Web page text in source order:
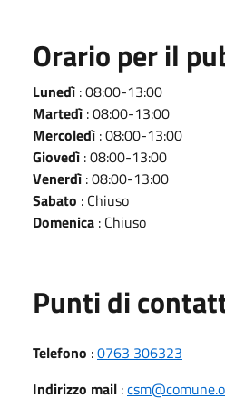
Orario per il
Lunedì : 08:00-13:00
Martedì : 08:00-13:00
Mercoledì : 08:00-13:00
Giovedì : 08:00-13:00
Venerdì : 08:00-13:00
Sabato : Chiuso
Domenica : Chiuso
Punti di
Telefono :0763 306323
Indirizzo mail :